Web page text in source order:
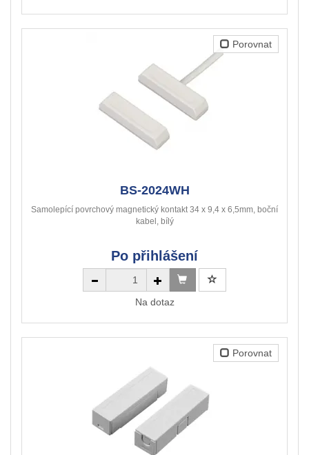
Porovnat
BS-2024WH
Samolepící povrchový magnetický kontakt 34 x 9,4 x 6,5mm, boční
kabel, bílý
Po přihlášení
Na dotaz
Porovnat